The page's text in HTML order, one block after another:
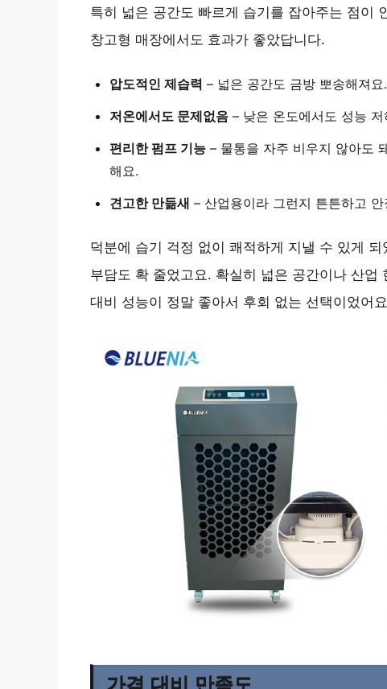
특히 넓은 공간도 빠르게 습기를 잡아주는 점이
창고형 매장에서도 효과가 좋았답니다.
압도적인 제습력 – 넓은 공간도 금방 뽀송해져
저온에서도 문제없음 – 낮은 온도에서도 성능
편리한 펌프 기능 – 물통을 자주 비우지 않아도
해요.
견고한 만듦새 – 산업용이라 그런지 튼튼하고
덕분에 습기 걱정 없이 쾌적하게 지낼 수 있게
부담도 확 줄었고요. 확실히 넓은 공간이나 산
대비 성능이 정말 좋아서 후회 없는 선택이었어
가격 대비 만족도